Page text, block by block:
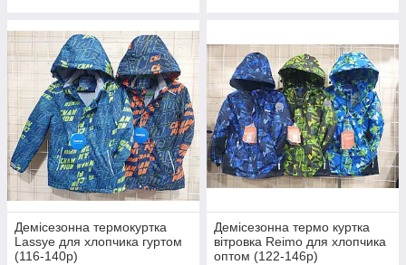
Демісезонна термокуртка
Lassye для хлопчика гуртом
(116-140р)
Демісезонна термо куртка
вітровка Reimo для хлопчика
оптом (122-146р)